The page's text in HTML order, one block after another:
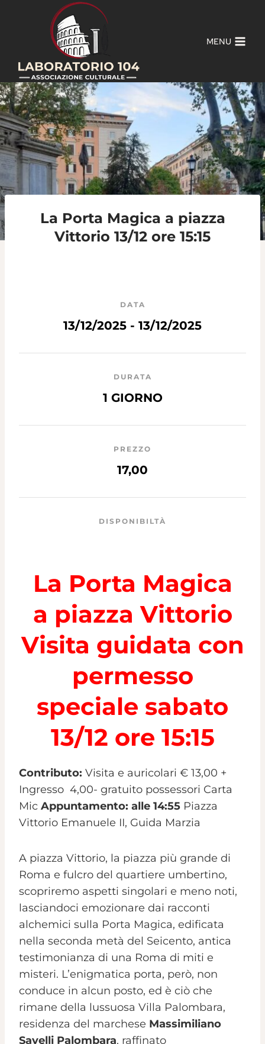
contenuto
MENU
La Porta Magica a piazza
Vittorio 13/12 ore 15:15
DATA
13/12/2025 - 13/12/2025
DURATA
1 GIORNO
PREZZO
17,00
DISPONIBILTÀ
La Porta Magica
a piazza Vittorio
Visita guidata con
permesso
speciale sabato
13/12 ore 15:15
Contributo: Visita e auricolari € 13,00 +
Ingresso 4,00- gratuito possessori Carta
Mic Appuntamento: alle 14:55 Piazza
Vittorio Emanuele II, Guida Marzia
A piazza Vittorio, la piazza più grande di
Roma e fulcro del quartiere umbertino,
scopriremo aspetti singolari e meno noti,
lasciandoci emozionare dai racconti
alchemici sulla Porta Magica, edificata
nella seconda metà del Seicento, antica
testimonianza di una Roma di miti e
misteri. L’enigmatica porta, però, non
conduce in alcun posto, ed è ciò che
rimane della lussuosa Villa Palombara,
residenza del marchese Massimiliano
Savelli Palombara, raffinato